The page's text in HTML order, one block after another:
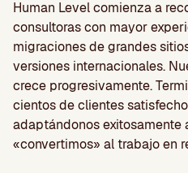
Human Level comienza a
consultoras con mayor
migraciones de grandes
versiones internacionales.
crece progresivamente.
cientos de clientes
adaptándonos exitosamente
«convertimos» al trabajo en